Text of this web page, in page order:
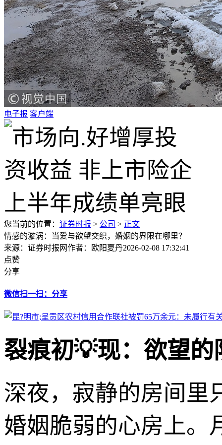
电子报 客户端
您当前的位置： 证券时报 > 公司 > 正文
情感的漩涡：当爱与欲望交织，婚姻的界限在哪里？
来源：证券时报网作者：欧阳夏丹2026-02-08 17:32:41
点赞
分享
微信扫一扫：分享
裂痕初💡现：欲望的
深夜，寂静的房间里
婚姻脆弱的心房上。